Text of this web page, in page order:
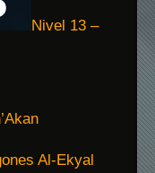
Nivel 13 –
Al-Ekyal